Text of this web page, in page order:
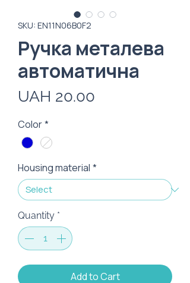
SKU: EN11N06B0F2
Ручка металева
автоматична
UAH 20.00
Color*
Housing material *
Quantity *
Add to Cart